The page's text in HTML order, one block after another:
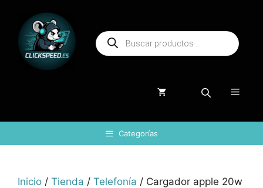
contenido
Búsqueda
de
productos
Menú
Categorías
Inicio / Tienda / Telefonía / Cargador apple 20w